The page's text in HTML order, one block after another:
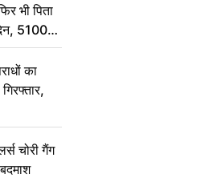
भी पिता
5100
कर दीजिए
का
चोरी गैंग